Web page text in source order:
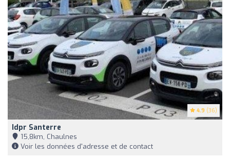
4.9 (36)
Idpr Santerre
15,8km, Chaulnes
Voir les données d'adresse et de contact